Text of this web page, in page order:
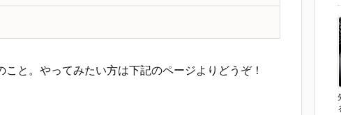
こと。やってみたい方は下記のページよりどうぞ！